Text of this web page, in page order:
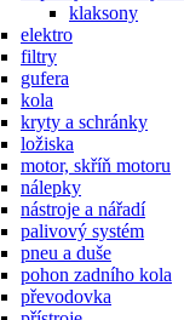
klaksony
elektro
filtry
gufera
kola
kryty a schránky
ložiska
motor, skříň motoru
nálepky
nástroje a nářadí
palivový systém
pneu a duše
pohon zadního kola
převodovka